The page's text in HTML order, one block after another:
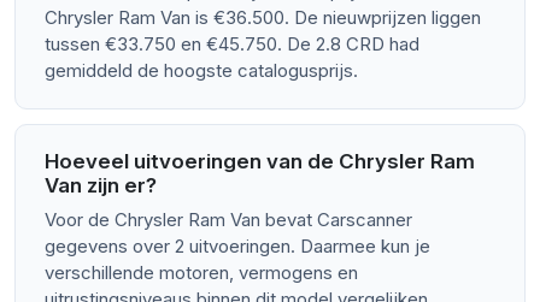
Chrysler Ram Van is €36.500. De nieuwprijzen liggen
tussen €33.750 en €45.750. De 2.8 CRD had
gemiddeld de hoogste catalogusprijs.
Hoeveel uitvoeringen van de Chrysler Ram
Van zijn er?
Voor de Chrysler Ram Van bevat Carscanner
gegevens over 2 uitvoeringen. Daarmee kun je
verschillende motoren, vermogens en